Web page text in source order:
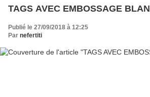
TAGS AVEC EMBOSSAGE
Publié le 27/09/2018 à 12:25
Par nefertiti